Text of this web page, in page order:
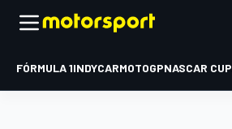
FÓRMULA 1INDYCARMOTOGPNASCAR CUP